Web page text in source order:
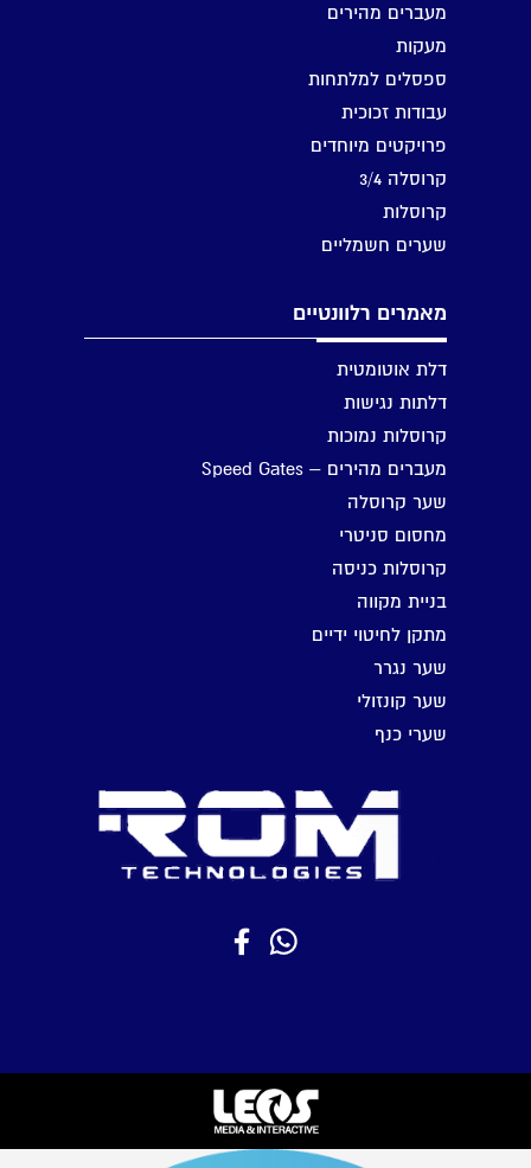
מעברים מהירים
מעקות
ספסלים למלתחות
עבודות זכוכית
פרויקטים מיוחדים
קרוסלה 3/4
קרוסלות
שערים חשמליים
מאמרים רלוונטיים
דלת אוטומטית
דלתות נגישות
קרוסלות נמוכות
מעברים מהירים – Speed Gates
שער קרוסלה
מחסום סניטרי
קרוסלות כניסה
בניית מקווה
מתקן לחיטוי ידיים
שער נגרר
שער קונזולי
שערי כנף